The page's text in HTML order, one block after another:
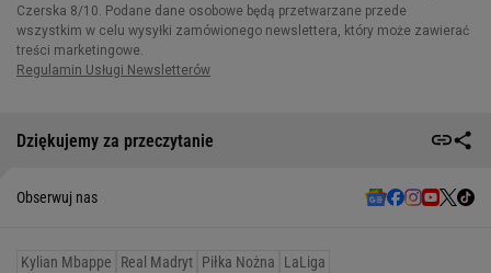
Dziękujemy za przeczytanie
Obserwuj nas
Kylian Mbappe Real Madryt Piłka Nożna LaLiga